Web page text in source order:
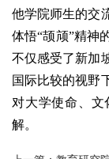
他学院师生的交
体悟“颉颃”精神
不仅感受了新加
国际比较的视野
对大学使命、文
解。